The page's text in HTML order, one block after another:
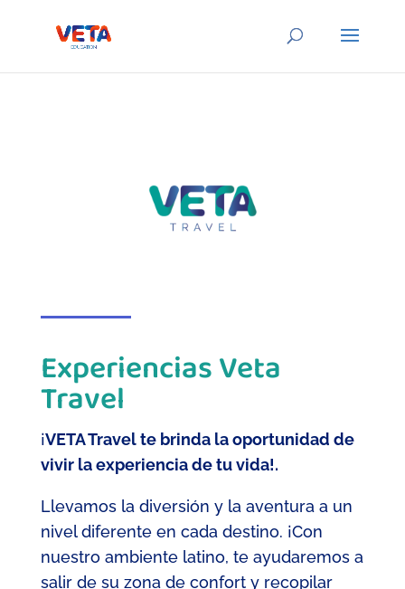
Experiencias Veta
Travel
¡VETA Travel te brinda la oportunidad de
vivir la experiencia de tu vida!.
Llevamos la diversión y la aventura a un
nivel diferente en cada destino. ¡Con
nuestro ambiente latino, te ayudaremos a
salir de su zona de confort y recopilar